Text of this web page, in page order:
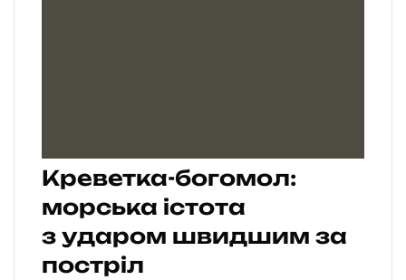
Креветка-богомол:
морська істота
з ударом швидшим за
постріл